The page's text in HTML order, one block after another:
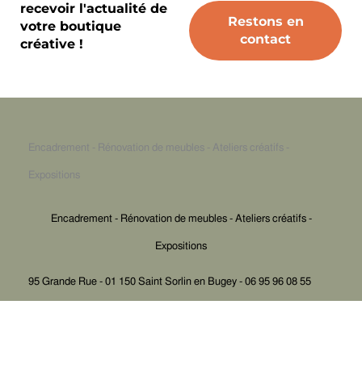
recevoir l'actualité de
votre boutique
créative !
Encadrement - Rénovation de meubles - Ateliers créatifs -
Expositions
Encadrement - Rénovation de meubles - Ateliers créatifs -
Expositions
95 Grande Rue - 01 150 Saint Sorlin en Bugey - 06 95 96 08 55